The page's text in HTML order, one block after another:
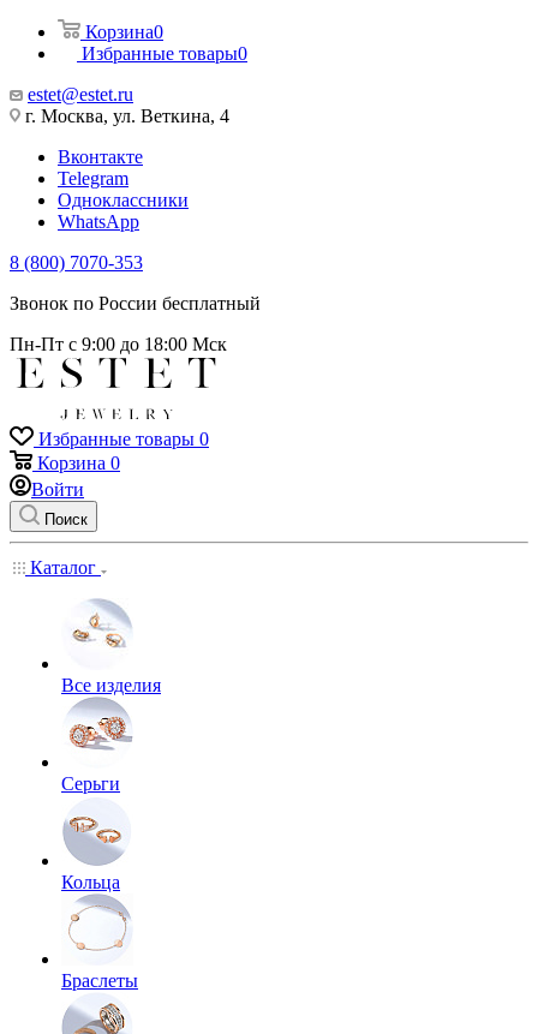
Корзина0
Избранные товары0
estet@estet.ru
г. Москва, ул. Веткина, 4
Вконтакте
Telegram
Одноклассники
WhatsApp
8 (800) 7070-353
Звонок по России бесплатный
Пн-Пт с 9:00 до 18:00 Мск
Избранные товары 0
Корзина 0
Войти
Поиск
Каталог
Все изделия
Серьги
Кольца
Браслеты